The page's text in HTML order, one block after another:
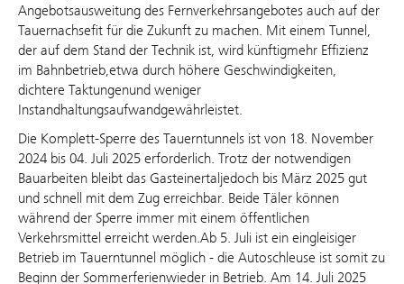
Angebotsausweitung des Fernverkehrsangebotes auch auf der
Tauernachsefit für die Zukunft zu machen. Mit einem Tunnel,
der auf dem Stand der Technik ist, wird künftigmehr Effizienz
im Bahnbetrieb,etwa durch höhere Geschwindigkeiten,
dichtere Taktungenund weniger
Instandhaltungsaufwandgewährleistet.
Die Komplett-Sperre des Tauerntunnels ist von 18. November
2024 bis 04. Juli 2025 erforderlich. Trotz der notwendigen
Bauarbeiten bleibt das Gasteinertaljedoch bis März 2025 gut
und schnell mit dem Zug erreichbar. Beide Täler können
während der Sperre immer mit einem öffentlichen
Verkehrsmittel erreicht werden.Ab 5. Juli ist ein eingleisiger
Betrieb im Tauerntunnel möglich - die Autoschleuse ist somit zu
Beginn der Sommerferienwieder in Betrieb. Am 14. Juli 2025